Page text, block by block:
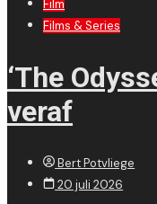
Film
Films & Series
‘The
veraf
Bert Potvliege
20 juli 2026